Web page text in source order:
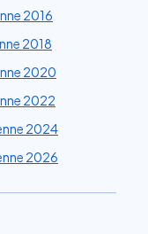
2016
2018
2020
2022
2024
2026